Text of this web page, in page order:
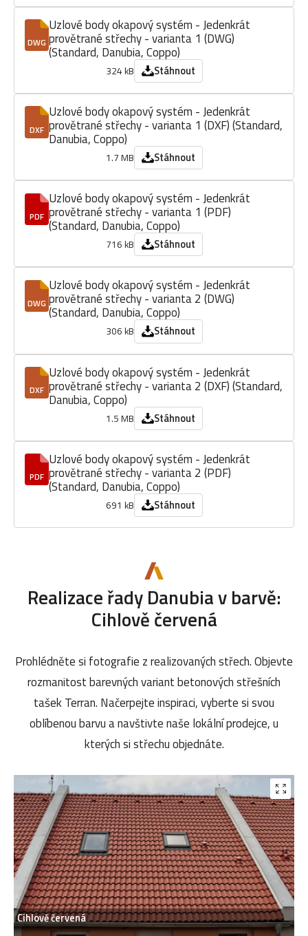
DWG
Uzlové body okapový systém - Jedenkrát
provětrané střechy - varianta 1 (DWG)
(Standard, Danubia, Coppo)
324 kB Stáhnout
DXF
Uzlové body okapový systém - Jedenkrát
provětrané střechy - varianta 1 (DXF) (Standard,
Danubia, Coppo)
1.7 MB Stáhnout
PDF
Uzlové body okapový systém - Jedenkrát
provětrané střechy - varianta 1 (PDF)
(Standard, Danubia, Coppo)
716 kB Stáhnout
DWG
Uzlové body okapový systém - Jedenkrát
provětrané střechy - varianta 2 (DWG)
(Standard, Danubia, Coppo)
306 kB Stáhnout
DXF
Uzlové body okapový systém - Jedenkrát
provětrané střechy - varianta 2 (DXF) (Standard,
Danubia, Coppo)
1.5 MB Stáhnout
PDF
Uzlové body okapový systém - Jedenkrát
provětrané střechy - varianta 2 (PDF)
(Standard, Danubia, Coppo)
691 kB Stáhnout
Realizace řady Danubia v barvě:
Cihlově červená
Prohlédněte si fotografie z realizovaných střech. Objevte
rozmanitost barevných variant betonových střešních
tašek Terran. Načerpejte inspiraci, vyberte si svou
oblíbenou barvu a navštivte naše lokální prodejce, u
kterých si střechu objednáte.
Cihlově červená